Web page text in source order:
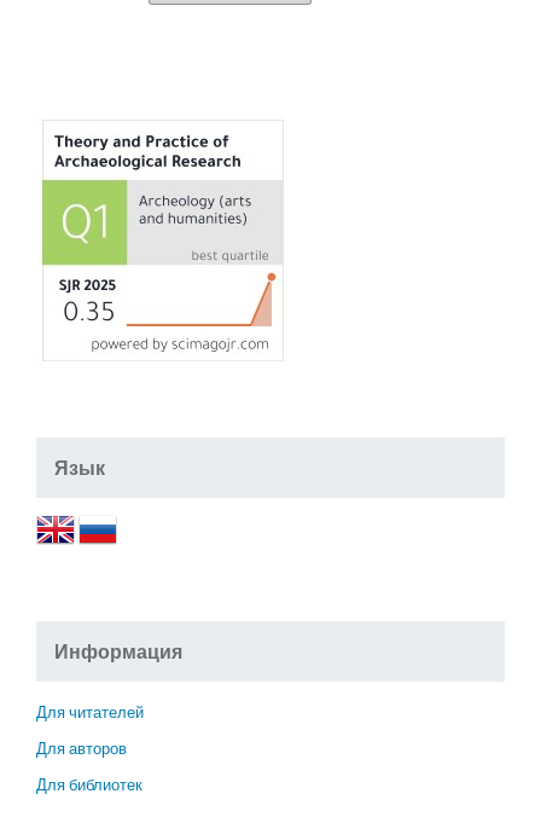
Язык
Информация
Для читателей
Для авторов
Для библиотек